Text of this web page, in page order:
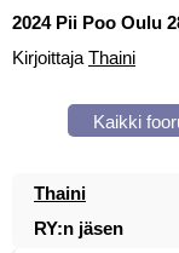
2024 Pii Poo Oulu
Kirjoittaja Thaini
Kaikki
Thaini
RY:n jäsen